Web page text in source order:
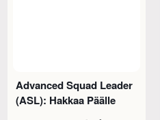
Advanced Squad Leader
(ASL): Hakkaa Päälle